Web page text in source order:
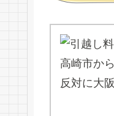
高崎市か
反対に大